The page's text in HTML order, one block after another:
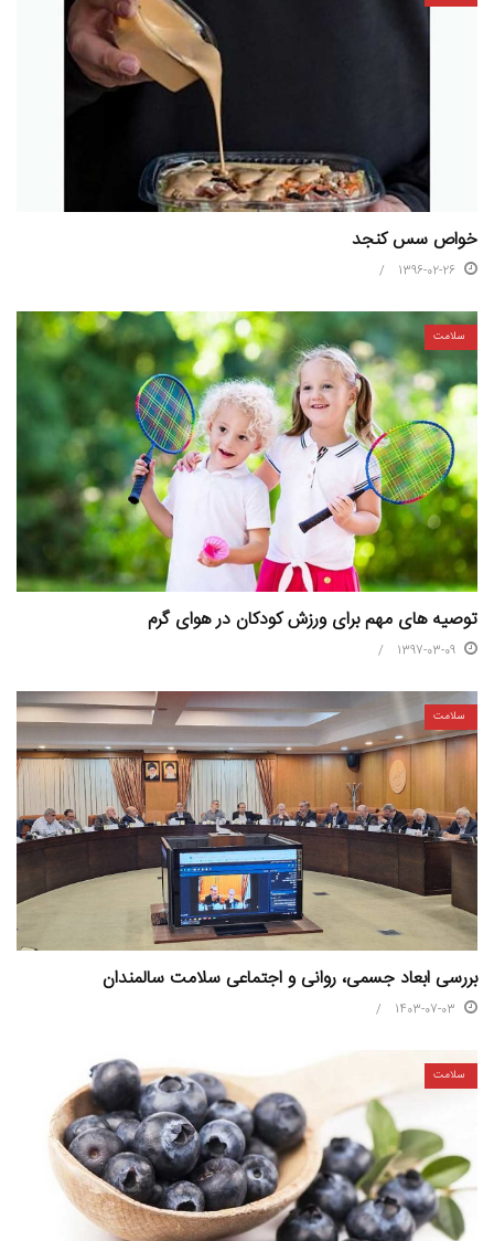
خواص سس کنجد
1396-02-26
سلامت
توصیه های مهم برای ورزش کودکان در هوای گرم
1397-03-09
سلامت
بررسی ابعاد جسمی، روانی و اجتماعی سلامت سالمندان
1403-07-03
سلامت